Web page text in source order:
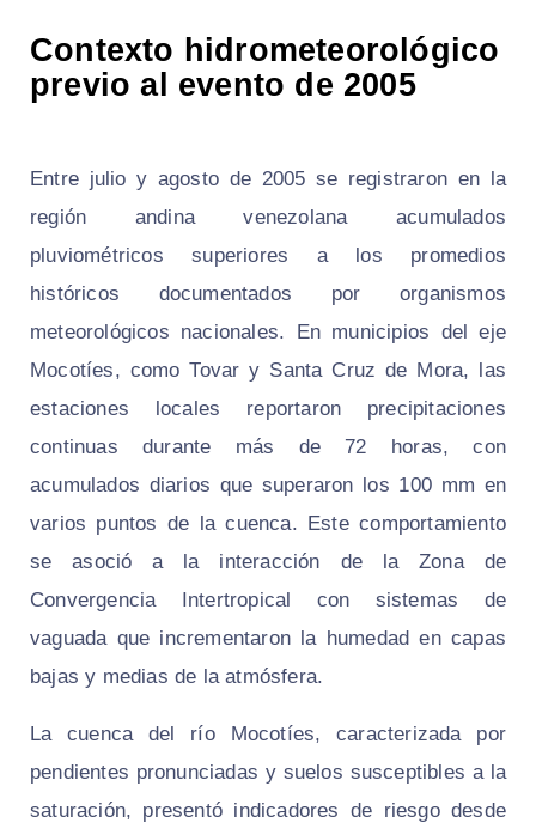
Contexto hidrometeorológico
previo al evento de 2005
Entre julio y agosto de 2005 se registraron en la
región andina venezolana acumulados
pluviométricos superiores a los promedios
históricos documentados por organismos
meteorológicos nacionales. En municipios del eje
Mocotíes, como Tovar y Santa Cruz de Mora, las
estaciones locales reportaron precipitaciones
continuas durante más de 72 horas, con
acumulados diarios que superaron los 100 mm en
varios puntos de la cuenca. Este comportamiento
se asoció a la interacción de la Zona de
Convergencia Intertropical con sistemas de
vaguada que incrementaron la humedad en capas
bajas y medias de la atmósfera.
La cuenca del río Mocotíes, caracterizada por
pendientes pronunciadas y suelos susceptibles a la
saturación, presentó indicadores de riesgo desde